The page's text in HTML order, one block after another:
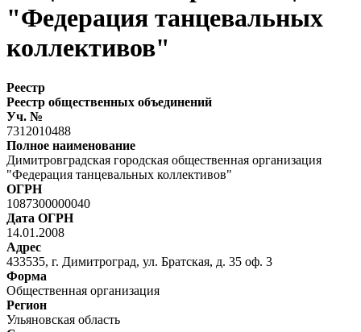
"Федерация танцевальных
коллективов"
Реестр
Реестр общественных объединений
Уч. №
7312010488
Полное наименование
Димитровградская городская общественная организация
"Федерация танцевальных коллективов"
ОГРН
1087300000040
Дата ОГРН
14.01.2008
Адрес
433535, г. Димитроград, ул. Братская, д. 35 оф. 3
Форма
Общественная организация
Регион
Ульяновская область